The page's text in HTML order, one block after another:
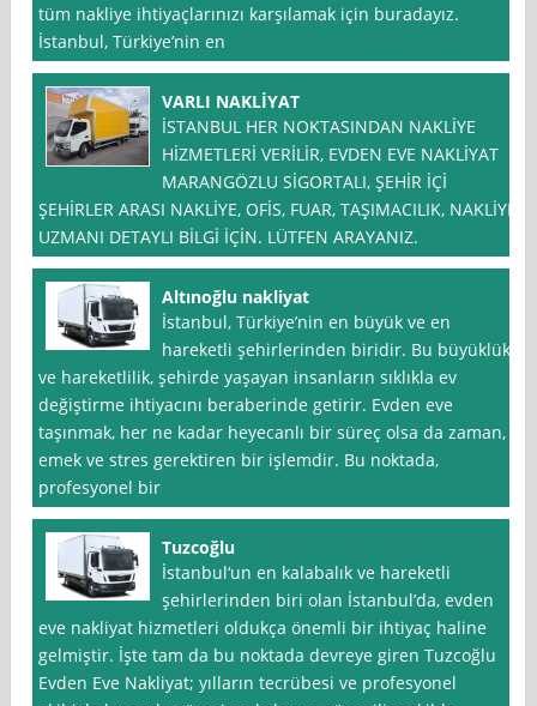
tüm nakliye ihtiyaçlarınızı karşılamak için buradayız.
İstanbul, Türkiye’nin en
VARLI NAKLİYAT
İSTANBUL HER NOKTASINDAN NAKLİYE
HİZMETLERİ VERİLİR, EVDEN EVE NAKLİYAT
MARANGÖZLU SİGORTALI, ŞEHİR İÇİ
ŞEHİRLER ARASI NAKLİYE, OFİS, FUAR, TAŞIMACILIK, NAKLİYE
UZMANI DETAYLI BİLGİ İÇİN. LÜTFEN ARAYANIZ.
Altınoğlu nakliyat
İstanbul, Türkiye’nin en büyük ve en
hareketli şehirlerinden biridir. Bu büyüklük
ve hareketlilik, şehirde yaşayan insanların sıklıkla ev
değiştirme ihtiyacını beraberinde getirir. Evden eve
taşınmak, her ne kadar heyecanlı bir süreç olsa da zaman,
emek ve stres gerektiren bir işlemdir. Bu noktada,
profesyonel bir
Tuzcoğlu
İstanbul‘un en kalabalık ve hareketli
şehirlerinden biri olan İstanbul’da, evden
eve nakliyat hizmetleri oldukça önemli bir ihtiyaç haline
gelmiştir. İşte tam da bu noktada devreye giren Tuzcoğlu
Evden Eve Nakliyat; yılların tecrübesi ve profesyonel